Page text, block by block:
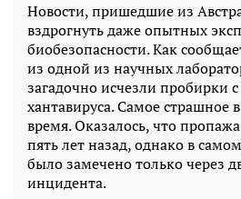
Новости, пришедшие из
вздрогнуть даже опытных
биобезопасности. Как
из одной из научных
загадочно исчезли пробирки
хантавируса. Самое страшное
время. Оказалось, что
пять лет назад, однако в
было замечено только через
инцидента.